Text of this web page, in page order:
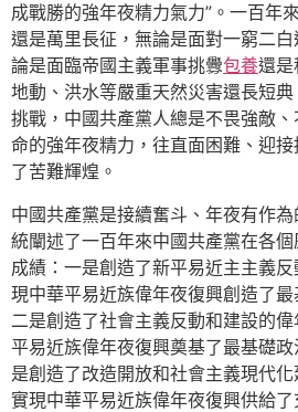
成戰勝的強年夜精力氣力”。一百年
還是萬里長征，無論是面對一窮二
論是面臨帝國主義軍事挑釁包養還是
地動、洪水等嚴重天然災害還長短
挑戰，中國共產黨人總是不畏強敵
命的強年夜精力，往直面困難、迎
了苦難輝煌。
中國共產黨是接續奮斗、年夜有作
統闡述了一百年來中國共產黨在各
成績：一是創造了新平易近主主義
現中華平易近族偉年夜復興創造了最
二是創造了社會主義反動和建設的
平易近族偉年夜復興奠基了最基礎
是創造了改造開放和社會主義現代
實現中華平易近族偉年夜復興供給